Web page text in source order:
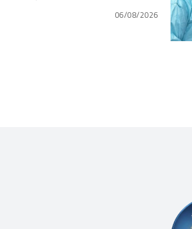
06/08/2026